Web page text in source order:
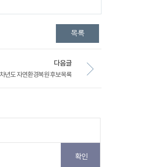
다음글
년도 자연환경복원 후보목록